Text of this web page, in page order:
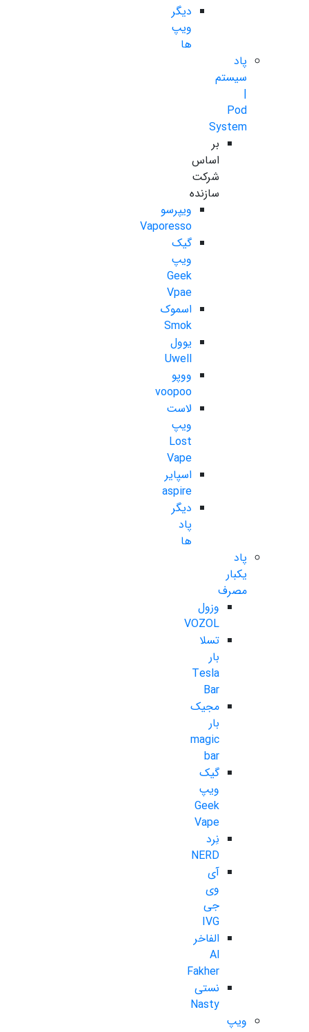
دیگر
ویپ
ها
پاد
سیستم
|
Pod
System
بر
اساس
شرکت
سازنده
ویپرسو
Vaporesso
گیک
ویپ
Geek
Vpae
اسموک
Smok
یوول
Uwell
ووپو
voopoo
لاست
ویپ
Lost
Vape
اسپایر
aspire
دیگر
پاد
ها
پاد
یکبار
مصرف
وزول
VOZOL
تسلا
بار
Tesla
Bar
مجیک
بار
magic
bar
گیک
ویپ
Geek
Vape
نِرد
NERD
آی
وی
جی
IVG
الفاخر
Al
Fakher
نستی
Nasty
ویپ